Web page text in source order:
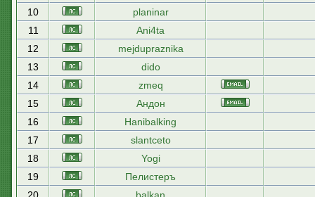
10
planinar
11
Ani4ta
12
mejdupraznika
13
dido
14
zmeq
15
Андон
16
Hanibalking
17
slantceto
18
Yogi
19
Пелистеръ